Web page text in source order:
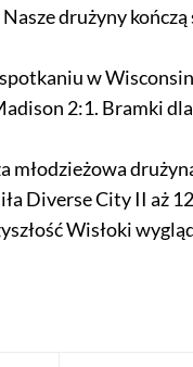
drużyny
w
2:1. Bramki
młodzieżowa
Diverse City II aż
Wisłoki